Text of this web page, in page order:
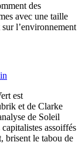
des
avec une taille
l’environnement
est
et de Clarke
de Soleil
assoiffés
brisent le tabou de